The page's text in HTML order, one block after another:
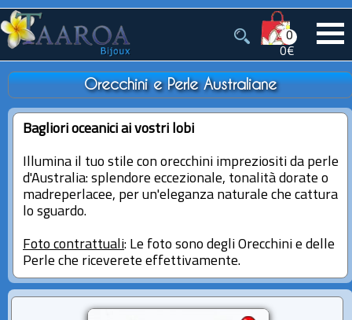
0
0€
Orecchini e Perle Australiane
Bagliori oceanici ai vostri lobi
Illumina il tuo stile con orecchini impreziositi da perle
d'Australia: splendore eccezionale, tonalità dorate o
madreperlacee, per un'eleganza naturale che cattura
lo sguardo.
Foto contrattuali: Le foto sono degli Orecchini e delle
Perle che riceverete effettivamente.